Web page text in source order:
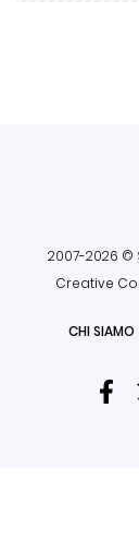
2007-2026 ©
Creative
CHI SIAMO